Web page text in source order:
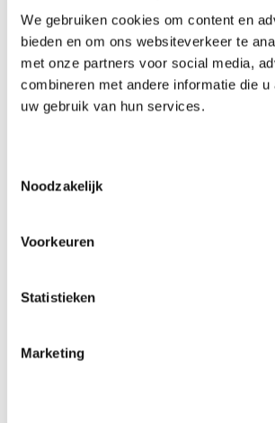
We gebruiken cookies om content en
bieden en om ons websiteverkeer te
met onze partners voor social media,
combineren met andere informatie die
uw gebruik van hun services.
Noodzakelijk
Voorkeuren
Statistieken
Marketing